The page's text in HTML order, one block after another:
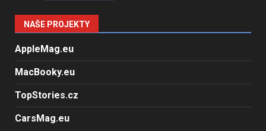
NAŠE PROJEKTY
AppleMag.eu
MacBooky.eu
TopStories.cz
CarsMag.eu